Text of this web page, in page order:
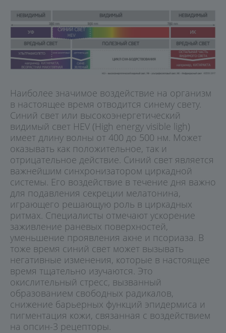
Наиболее значимое воздействие на организм
в настоящее время отводится синему свету.
Синий свет или высокоэнергетический
видимый свет HEV (High energy visible ligh)
имеет длину волны от 400 до 500 нм. Может
оказывать как положительное, так и
отрицательное действие. Синий свет является
важнейшим синхронизатором циркадной
системы. Его воздействие в течение дня важно
для подавления секреции мелатонина,
играющего решающую роль в циркадных
ритмах. Специалисты отмечают ускорение
заживление раневых поверхностей,
уменьшение проявления акне и псориаза. В
тоже время синий свет может вызывать
негативные изменения, которые в настоящее
время тщательно изучаются. Это
окислительный стресс, вызванный
образованием свободных радикалов,
снижение барьерных функций эпидермиса и
пигментация кожи, связанная с воздействием
на опсин-3 рецепторы.